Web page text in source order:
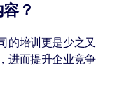
？
的培训更是少之又
进而提升企业竞争